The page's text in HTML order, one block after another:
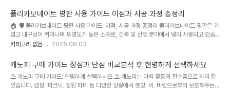
의견 등을 종합적으로 분석하여, 각 상품의 강점과 약점을 명확하게 제시하고, 소비자의 상
황에 맞는 최적의 상품 선택을 위한 가이드라인을 제공합니다. 최신 시장 동향과 전문가 분
석을 바탕으로 작성되었으며, 객관적이고 신뢰할 수 있는 정보를 제공하는 데 중점을 두었습
니다. 특히, 실제 사용자들의 경험과 후기를 바탕으로 현실적인 분석을..
폴리카보네이트 평판 사용 가이드 이점과 시공 과정 총정리
🏠 🛡️ 폴리카보네이트 평판 사용 가이드: 이점, 시공 과정 총정리 폴리카보네이트 평판은 가
볍고 내구성이 뛰어나며 투명도가 높은 소재로, 건축 및 산업 분야에서 널리 사용되고 있습
니다. 최근 친환경 소재에 대한 관심 증가와 더불어, 기존의 유리나 아크릴 대비 우수한 내충
양한 용도로 활용되면서 시장 규모는 지속적인 성장세를 보이고 있으며, 다양한 두께, 색상,
형태의 제품들이 출시되어 선택의 폭 또한 넓어지고 있습니다. 하지만, 다양한 제품과 시공
방법으로 인해 어떤 제품을 선택하고 어떻게 시공해야 하는지 어려움을 겪는 소비자들이 많
카테고리 없음 2025.08.03
캐노피 구매 가이드 장점과 단점 비교분석 후 현명하게 선택하세요
⛱️ 캐노피 구매 가이드: 현명하게 선택하세요 ⛱️ 캐노피는 야외 활동의 필수품으로 자리 잡
았습니다. 캠핑, 피크닉, 정원 파티 등 다양한 상황에서 햇빛, 비, 바람으로부터 보호해주는